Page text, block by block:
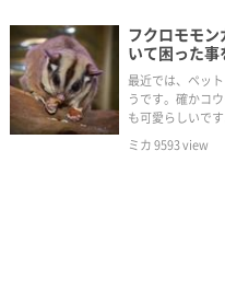
フクロモモ
いて困った事
最近では、ペッ
うです。確かコ
も可愛らしいで
がいるのではな
う時に必要なグ
ミカ9593view